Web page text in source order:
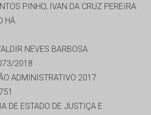
PINHO, IVAN DA CRUZ PEREIRA
HÁ
NEVES BARBOSA
2018
ADMINISTRATIVO 2017
DE ESTADO DE JUSTIÇA E